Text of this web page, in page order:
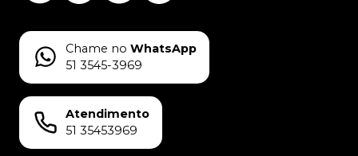
Chame no WhatsApp
51 3545-3969
Atendimento
51 35453969